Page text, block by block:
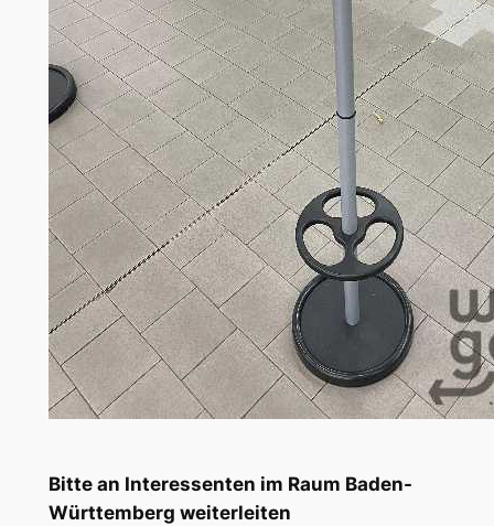
Bitte an Interessenten im Raum Baden-
Württemberg weiterleiten